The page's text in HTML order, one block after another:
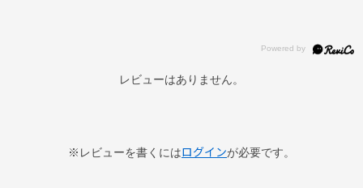
レビューはありません。
※レビューを書くにはログインが必要です。